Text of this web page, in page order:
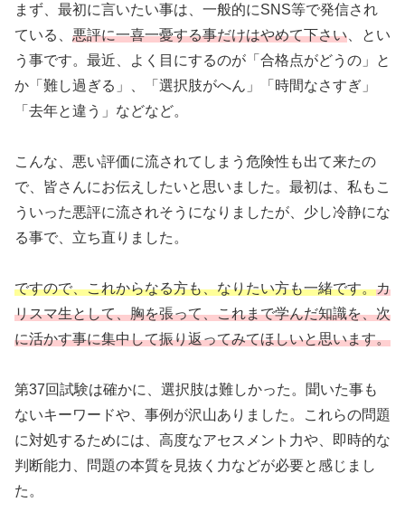
まず、最初に言いたい事は、一般的にSNS等で発信され
ている、 悪評に一喜一憂する事だけはやめて下さい 、とい
う事です。最近、よく目にするのが「合格点がどうの」と
か「難し過ぎる」、「選択肢がへん」「時間なさすぎ」
「去年と違う」などなど。
こんな、悪い評価に流されてしまう危険性も出て来たの
で、皆さんにお伝えしたいと思いました。最初は、私もこ
ういった悪評に流されそうになりましたが、少し冷静にな
る事で、立ち直りました。
ですので、これからなる方も、なりたい方も一緒です。カ
リスマ生として、胸を張って、これまで学んだ知識を、次
に活かす事に集中して振り返ってみてほしいと思います。
第37回試験は確かに、選択肢は難しかった。聞いた事も
ないキーワードや、事例が沢山ありました。これらの問題
に対処するためには、高度なアセスメント力や、即時的な
判断能力、問題の本質を見抜く力などが必要と感じまし
た。